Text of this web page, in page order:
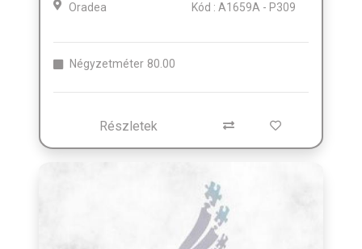
Oradea Kód : A1659A - P309
Négyzetméter 80.00
Részletek